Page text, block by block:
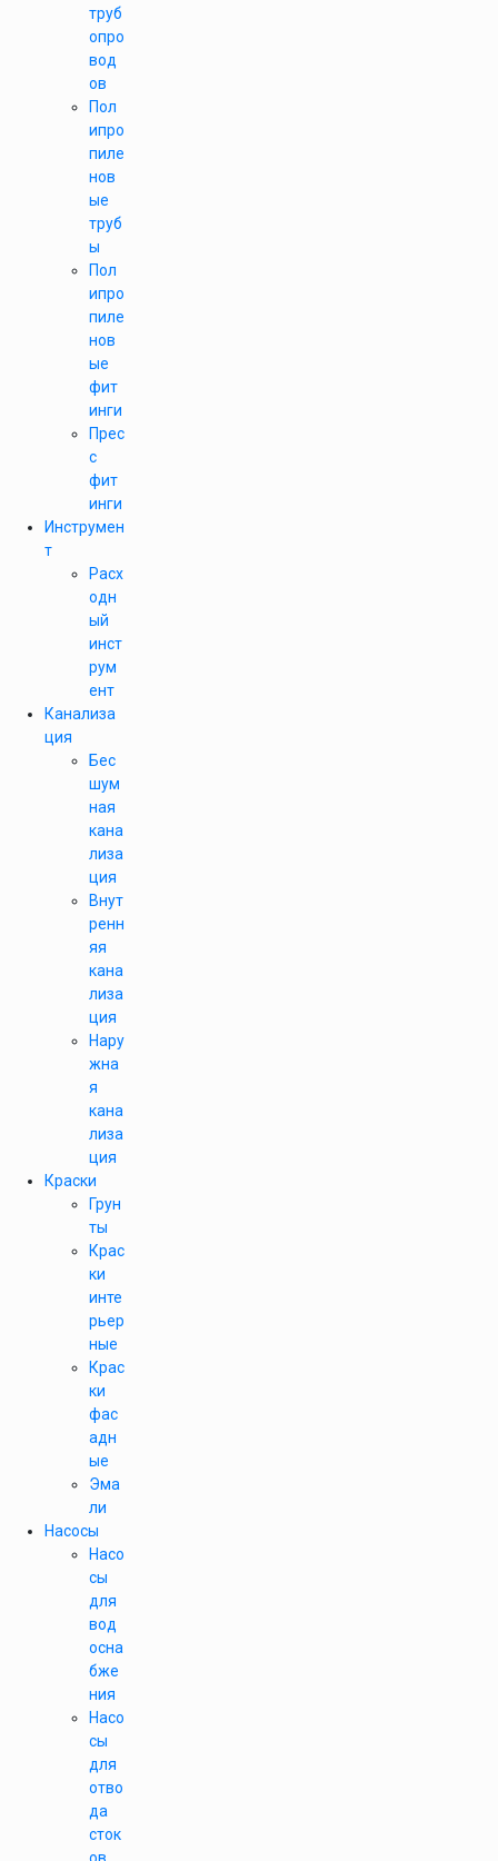
труб
опро
вод
ов
Пол
ипро
пиле
нов
ые
труб
ы
Пол
ипро
пиле
нов
ые
фит
инги
Прес
с
фит
инги
Инструмен
т
Расх
одн
ый
инст
рум
ент
Канализа
ция
Бес
шум
ная
кана
лиза
ция
Внут
ренн
яя
кана
лиза
ция
Нару
жна
я
кана
лиза
ция
Краски
Грун
ты
Крас
ки
инте
рьер
ные
Крас
ки
фас
адн
ые
Эма
ли
Насосы
Насо
сы
для
вод
осна
бже
ния
Насо
сы
для
отво
да
сток